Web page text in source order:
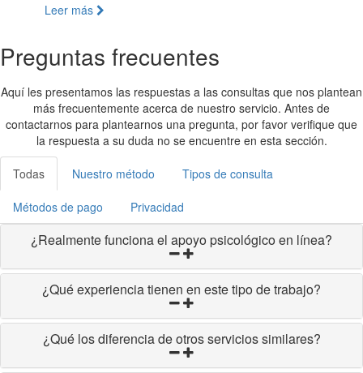
Leer más
Preguntas frecuentes
Aquí les presentamos las respuestas a las consultas que nos plantean
más frecuentemente acerca de nuestro servicio. Antes de
contactarnos para plantearnos una pregunta, por favor verifique que
la respuesta a su duda no se encuentre en esta sección.
Todas Nuestro método Tipos de consulta
Métodos de pago Privacidad
¿Realmente funciona el apoyo psicológico en línea?
¿Qué experiencia tienen en este tipo de trabajo?
¿Qué los diferencia de otros servicios similares?